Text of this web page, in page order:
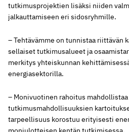
tutkimusprojektien lisäksi niiden
jalkauttamiseen eri sidosryhmille.
– Tehtävämme on tunnistaa riittävän
sellaiset tutkimusalueet ja
merkitys yhteiskunnan
energiasektorilla.
– Monivuotinen rahoitus mahdollistaa
tutkimusmahdollisuuksien
tarpeellisuus korostuu erityisesti